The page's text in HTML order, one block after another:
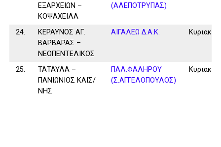
ΕΞΑΡΧΕΙΩΝ –
ΚΟΨΑΧΕΙΛΑ
(ΑΛΕΠΟΤΡΥΠΑΣ)
24.
ΚΕΡΑΥΝΟΣ ΑΓ.
ΒΑΡΒΑΡΑΣ –
ΝΕΟΠΕΝΤΕΛΙΚΟΣ
ΑΙΓΑΛΕΩ Δ.Α.Κ. Κυριακή
25.
ΤΑΤΑΥΛΑ –
ΠΑΝΙΩΝΙΟΣ ΚΑΙΣ/
ΝΗΣ
ΠΑΛ.ΦΑΛΗΡΟΥ
(Σ.ΑΓΓΕΛΟΠΟΥΛΟΣ)
Κυριακή